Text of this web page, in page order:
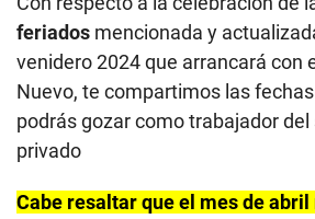
feriados mencionada y
venidero 2024 que arrancará con
Nuevo, te compartimos las
podrás gozar como trabajador
privado
Cabe resaltar que el mes de